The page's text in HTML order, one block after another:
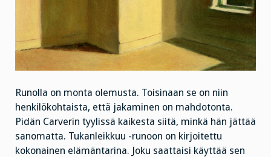
Runolla on monta olemusta. Toisinaan se on niin
henkilökohtaista, että jakaminen on mahdotonta.
Pidän Carverin tyylissä kaikesta siitä, minkä hän jättää
sanomatta. Tukanleikkuu -runoon on kirjoitettu
kokonainen elämäntarina. Joku saattaisi käyttää sen